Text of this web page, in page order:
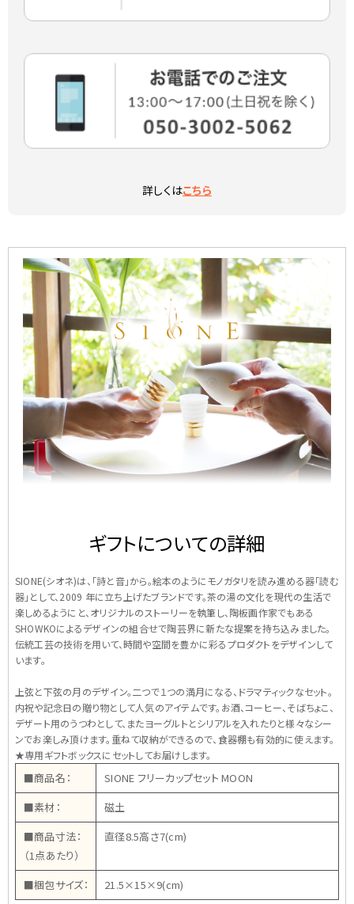
詳しくはこちら
ギフトについての詳細
SIONE(シオネ)は、「詩と音」から。絵本のようにモノガタリを読み進める器「読む
器」として、2009 年に立ち上げたブランドです。茶の湯の文化を現代の生活で
楽しめるようにと、オリジナルのストーリーを執筆し、陶板画作家でもある
SHOWKOによるデザインの組合せで陶芸界に新たな提案を持ち込みました。
伝統工芸の技術を用いて、時間や空間を豊かに彩るプロダクトをデザインして
います。
上弦と下弦の月のデザイン。二つで１つの満月になる、ドラマティックなセット。
内祝や記念日の贈り物として人気のアイテムです。お酒、コーヒー、そばちょこ、
デザート用のうつわとして、またヨーグルトとシリアルを入れたりと様々なシー
ンでお楽しみ頂けます。重ねて収納ができるので、食器棚も有効的に使えます。
★専用ギフトボックスにセットしてお届けします。
■商品名：
SIONE フリーカップセット MOON
■素材：
磁土
■商品寸法：
（1点あたり）
直径8.5高さ7(cm)
■梱包サイズ： 21.5×15×9(cm)